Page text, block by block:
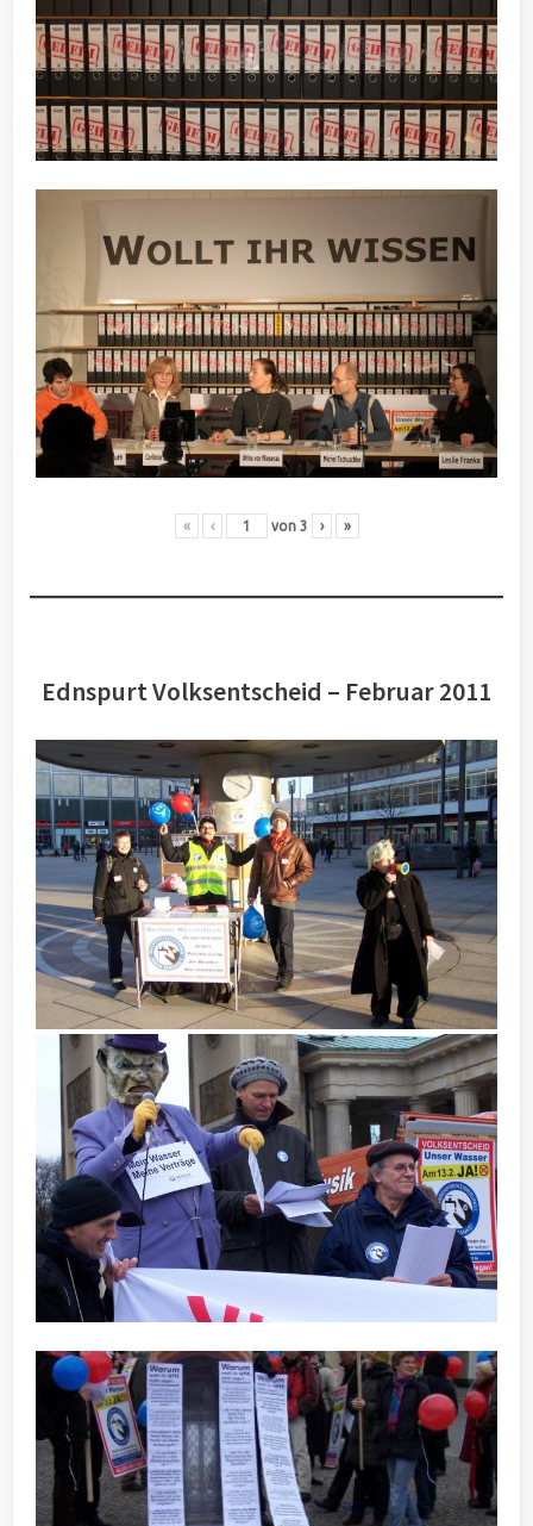
« ‹ von 3 › »
Ednspurt Volksentscheid – Februar 2011